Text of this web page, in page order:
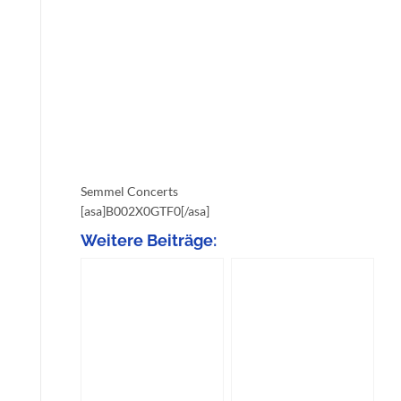
Semmel Concerts
[asa]B002X0GTF0[/asa]
Weitere Beiträge: